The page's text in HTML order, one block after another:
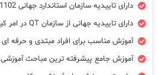
دارای تاییدیه سازمان استاندارد جهانی ISO1200, IS1102
دارای تاییدیه جهانی از سازمان QT در امر کیفیت آموزش
آموزش مناسب برای افراد مبتدی و حرفه ای
آموزش جامع پیشرفته ترین مباحث آموزشی